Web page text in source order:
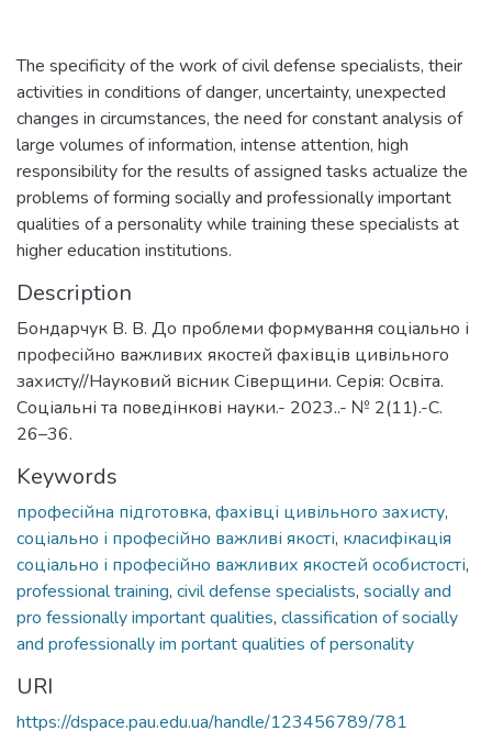
The specificity of the work of civil defense specialists, their
activities in conditions of danger, uncertainty, unexpected
changes in circumstances, the need for constant analysis of
large volumes of information, intense attention, high
responsibility for the results of assigned tasks actualize the
problems of forming socially and professionally important
qualities of a personality while training these specialists at
higher education institutions.
Description
Бондарчук В. В. До проблеми формування соціально і
професійно важливих якостей фахівців цивільного
захисту//Науковий вісник Сіверщини. Серія: Освіта.
Соціальні та поведінкові науки.- 2023..- № 2(11).-С.
26–36.
Keywords
професійна підготовка, фахівці цивільного захисту,
соціально і професійно важливі якості, класифікація
соціально і професійно важливих якостей особистості,
professional training, civil defense specialists, socially and
pro fessionally important qualities, classification of socially
and professionally im portant qualities of personality
URI
https://dspace.pau.edu.ua/handle/123456789/781